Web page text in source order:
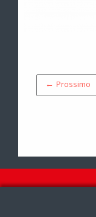
← Prossimo